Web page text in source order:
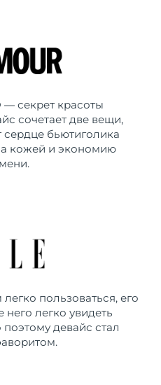
— секрет красоты
сочетает две вещи,
сердце бьютиголика
кожей и экономию
пользоваться, его
легко увидеть
девайс стал